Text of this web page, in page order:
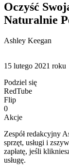
Oczyść
Naturalnie
Ashley Keegan
15 lutego 2021 roku
Podziel się
RedTube
Flip
0
Akcje
Zespół redakcyjny
sprzęt, usługi i
zapłatę, jeśli
usługę.